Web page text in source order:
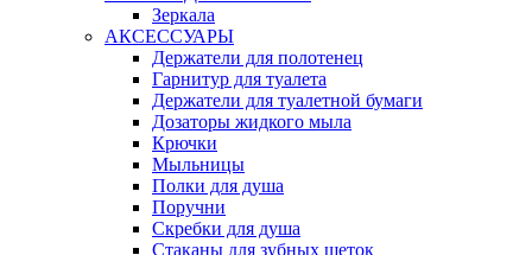
Зеркала
АКСЕССУАРЫ
Держатели для полотенец
Гарнитур для туалета
Держатели для туалетной бумаги
Дозаторы жидкого мыла
Крючки
Мыльницы
Полки для душа
Поручни
Скребки для душа
Стаканы для зубных щеток